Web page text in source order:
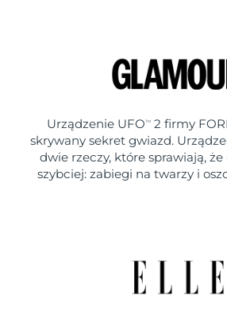
Urządzenie UFO TM2 firmy
skrywany sekret gwiazd.
dwie rzeczy, które sprawiają,
szybciej: zabiegi na twarzy i